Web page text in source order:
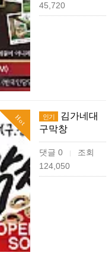
45,720
Hot 인기
김가네대
구막창
댓글 0 |
조회
124,050